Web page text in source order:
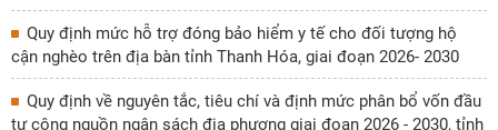
Quy định mức hỗ trợ đóng bảo hiểm y tế cho đối tượng hộ
cận nghèo trên địa bàn tỉnh Thanh Hóa, giai đoạn 2026- 2030
Quy định về nguyên tắc, tiêu chí và định mức phân bổ vốn đầu
tư công nguồn ngân sách địa phương giai đoạn 2026 - 2030, tỉnh